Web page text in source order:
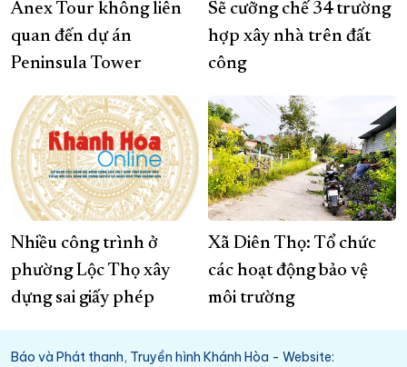
Anex Tour không liên
quan đến dự án
Peninsula Tower
Sẽ cưỡng chế 34 trường
hợp xây nhà trên đất
công
Nhiều công trình ở
phường Lộc Thọ xây
dựng sai giấy phép
Xã Diên Thọ: Tổ chức
các hoạt động bảo vệ
môi trường
Báo và Phát thanh, Truyền hình Khánh Hòa - Website: